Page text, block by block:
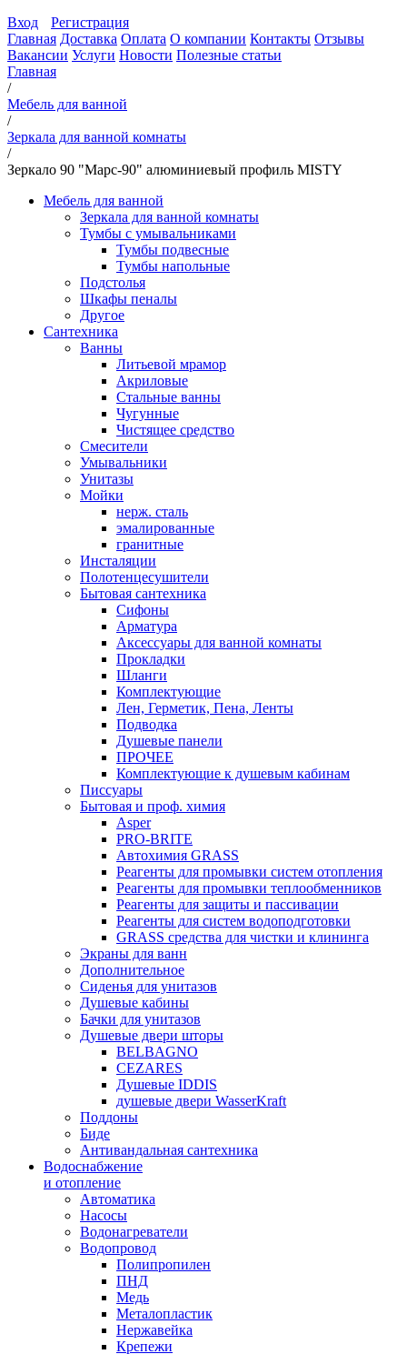
Вход
Регистрация
Главная Доставка Оплата О компании Контакты Отзывы
Вакансии Услуги Новости Полезные статьи
Главная
/
Мебель для ванной
/
Зеркала для ванной комнаты
/
Зеркало 90 "Марс-90" алюминиевый профиль MISTY
Мебель для ванной
Зеркала для ванной комнаты
Тумбы с умывальниками
Тумбы подвесные
Тумбы напольные
Подстолья
Шкафы пеналы
Другое
Сантехника
Ванны
Литьевой мрамор
Акриловые
Стальные ванны
Чугунные
Чистящее средство
Смесители
Умывальники
Унитазы
Мойки
нерж. сталь
эмалированные
гранитные
Инсталяции
Полотенцесушители
Бытовая сантехника
Сифоны
Арматура
Аксессуары для ванной комнаты
Прокладки
Шланги
Комплектующие
Лен, Герметик, Пена, Ленты
Подводка
Душевые панели
ПРОЧЕЕ
Комплектующие к душевым кабинам
Писсуары
Бытовая и проф. химия
Asper
PRO-BRITE
Автохимия GRASS
Реагенты для промывки систем отопления
Реагенты для промывки теплообменников
Реагенты для защиты и пассивации
Реагенты для систем водоподготовки
GRASS средства для чистки и клининга
Экраны для ванн
Дополнительное
Сиденья для унитазов
Душевые кабины
Бачки для унитазов
Душевые двери шторы
BELBAGNO
CEZARES
Душевые IDDIS
душевые двери WasserKraft
Поддоны
Биде
Антивандальная сантехника
Водоснабжение
и отопление
Автоматика
Насосы
Водонагреватели
Водопровод
Полипропилен
ПНД
Медь
Металопластик
Нержавейка
Крепежи